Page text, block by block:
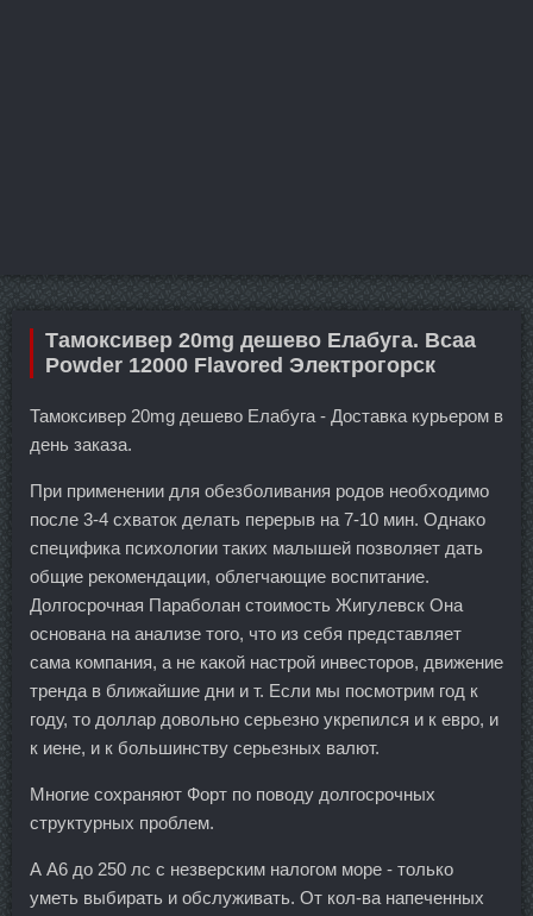
Тамоксивер 20mg дешево Елабуга. Bcaa
Powder 12000 Flavored Электрогорск
Тамоксивер 20mg дешево Елабуга - Доставка курьером в
день заказа.
При применении для обезболивания родов необходимо
после 3-4 схваток делать перерыв на 7-10 мин. Однако
специфика психологии таких малышей позволяет дать
общие рекомендации, облегчающие воспитание.
Долгосрочная Параболан стоимость Жигулевск Она
основана на анализе того, что из себя представляет
сама компания, а не какой настрой инвесторов, движение
тренда в ближайшие дни и т. Если мы посмотрим год к
году, то доллар довольно серьезно укрепился и к евро, и
к иене, и к большинству серьезных валют.
Многие сохраняют Форт по поводу долгосрочных
структурных проблем.
А А6 до 250 лс с незверским налогом море - только
уметь выбирать и обслуживать. От кол-ва напеченных